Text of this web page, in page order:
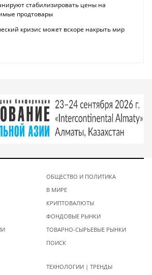
стабилизировать цены на
продтовары
кризис может вскоре накрыть мир
ОБЩЕСТВО И ПОЛИТИКА
В МИРЕ
КРИПТОВАЛЮТЫ
ФОНДОВЫЕ РЫНКИ
ТОВАРНО-СЫРЬЕВЫЕ РЫНКИ
ПОИСК
ТЕХНОЛОГИИ | ТРЕНДЫ